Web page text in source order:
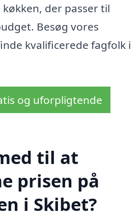
der passer til
Besøg vores
kvalificerede fagfolk i
og uforpligtende
til at
prisen på
i Skibet?